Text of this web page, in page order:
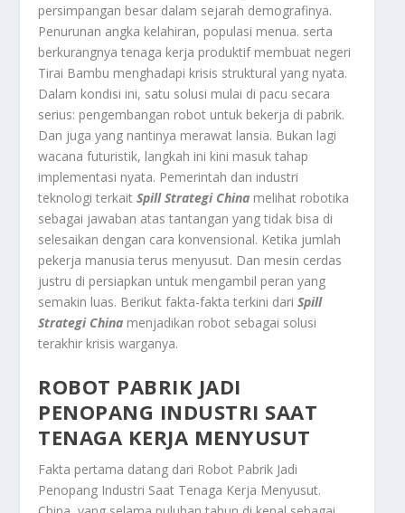
persimpangan besar dalam sejarah demografinya.
Penurunan angka kelahiran, populasi menua. serta
berkurangnya tenaga kerja produktif membuat negeri
Tirai Bambu menghadapi krisis struktural yang nyata.
Dalam kondisi ini, satu solusi mulai di pacu secara
serius: pengembangan robot untuk bekerja di pabrik.
Dan juga yang nantinya merawat lansia. Bukan lagi
wacana futuristik, langkah ini kini masuk tahap
implementasi nyata. Pemerintah dan industri
teknologi terkaitSpill Strategi China melihat robotika
sebagai jawaban atas tantangan yang tidak bisa di
selesaikan dengan cara konvensional. Ketika jumlah
pekerja manusia terus menyusut. Dan mesin cerdas
justru di persiapkan untuk mengambil peran yang
semakin luas. Berikut fakta-fakta terkini dariSpill
Strategi China menjadikan robot sebagai solusi
terakhir krisis warganya.
ROBOT PABRIK JADI
PENOPANG INDUSTRI SAAT
TENAGA KERJA MENYUSUT
Fakta pertama datang dari Robot Pabrik Jadi
Penopang Industri Saat Tenaga Kerja Menyusut.